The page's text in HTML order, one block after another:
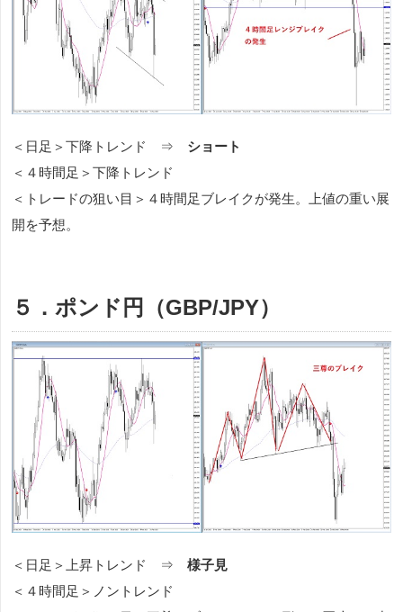
＜日足＞下降トレンド ⇒ ショート
＜４時間足＞下降トレンド
＜トレードの狙い目＞４時間足ブレイクが発生。上値の重い展
開を予想。
５．ポンド円（GBP/JPY）
＜日足＞上昇トレンド ⇒ 様子見
＜４時間足＞ノントレンド